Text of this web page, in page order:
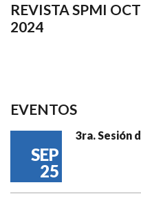
REVISTA SPMI
2024
EVENTOS
SEP
25
3ra. Sesión